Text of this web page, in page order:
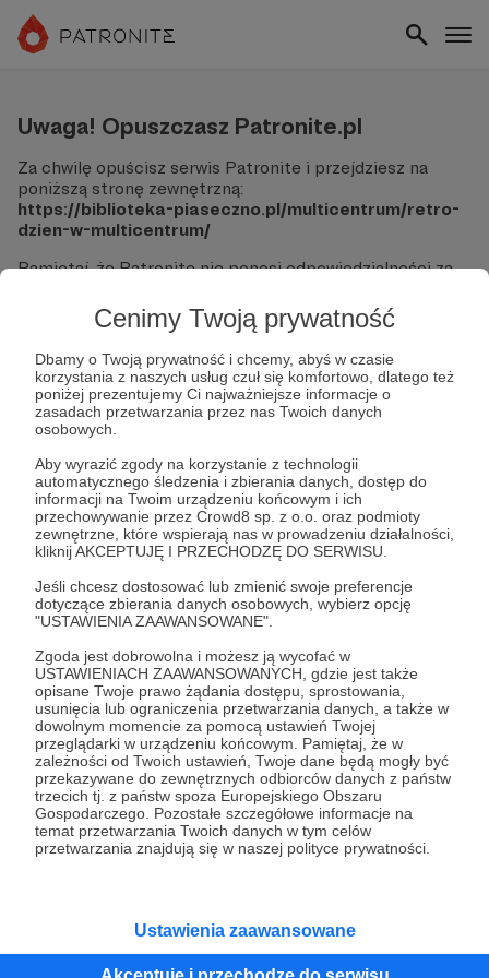
Cenimy Twoją prywatność
Dbamy o Twoją prywatność i chcemy, abyś w czasie
korzystania z naszych usług czuł się komfortowo, dlatego też
poniżej prezentujemy Ci najważniejsze informacje o
zasadach przetwarzania przez nas Twoich danych
osobowych.
Aby wyrazić zgody na korzystanie z technologii
automatycznego śledzenia i zbierania danych, dostęp do
informacji na Twoim urządzeniu końcowym i ich
przechowywanie przez Crowd8 sp. z o.o. oraz podmioty
zewnętrzne, które wspierają nas w prowadzeniu działalności,
kliknij AKCEPTUJĘ I PRZECHODZĘ DO SERWISU.
Jeśli chcesz dostosować lub zmienić swoje preferencje
dotyczące zbierania danych osobowych, wybierz opcję
"USTAWIENIA ZAAWANSOWANE".
Zgoda jest dobrowolna i możesz ją wycofać w
USTAWIENIACH ZAAWANSOWANYCH, gdzie jest także
opisane Twoje prawo żądania dostępu, sprostowania,
usunięcia lub ograniczenia przetwarzania danych, a także w
dowolnym momencie za pomocą ustawień Twojej
przeglądarki w urządzeniu końcowym. Pamiętaj, że w
zależności od Twoich ustawień, Twoje dane będą mogły być
przekazywane do zewnętrznych odbiorców danych z państw
trzecich tj. z państw spoza Europejskiego Obszaru
Gospodarczego. Pozostałe szczegółowe informacje na
temat przetwarzania Twoich danych w tym celów
przetwarzania znajdują się w naszej polityce prywatności.
Ustawienia zaawansowane
Uwaga! Opuszczasz Patronite.pl
Za chwilę opuścisz serwis Patronite i przejdziesz na
poniższą stronę zewnętrzną:
https://biblioteka-piaseczno.pl/multicentrum/retro-
dzien-w-multicentrum/
Pamiętaj, że Patronite nie ponosi odpowiedzialności za
Nie podawaj swoich danych logowania ani informacji
Sprawdź dokładnie adres URL, zanim klikniesz przycisk
"Tak, przejdź do strony".
Jeśli masz wątpliwości, wróć do Patronite i zweryfikuj
link.
Czy na pewno chcesz kontynuować?
Tak, przejdź do strony
Pozostań na Patronite
Kategorie
O Patronite
Dodatkowe produkty
Pomoc
RegulaminPolityka prywatnościPatronite Commons